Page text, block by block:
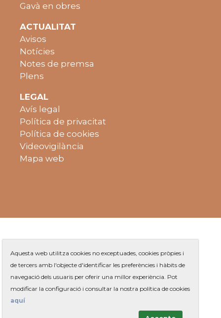
Gavà en obres
ACTUALITAT
Avisos
Notícies
Notes de premsa
Plens
LEGAL
Avís legal
Política de privacitat
Política de cookies
Videovigilància
Mapa web
Plaça de Jaume Balmes s/n
Aquesta web utilitza cookies no exceptuades, cookies pròpies i
de tercers amb l'objecte d'identificar les preferències i hàbits de
navegació dels usuaris per oferir una millor experiència. Pot
modificar la configuració i consultar la nostra política de cookies
aquí